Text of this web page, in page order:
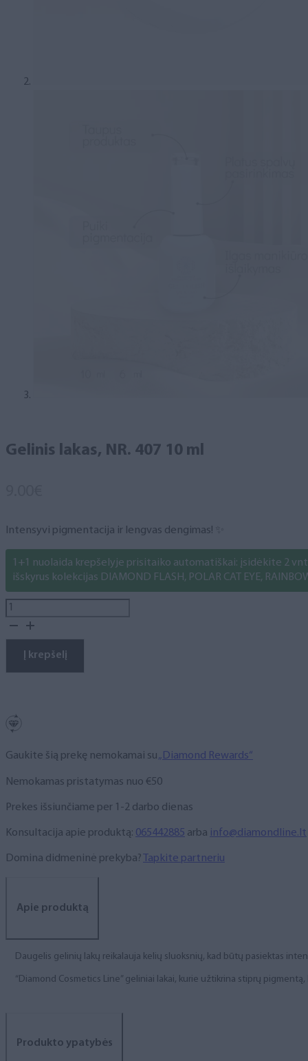
Gelinis lakas, NR. 407 10 ml
Intensyvi pigmentacija ir lengvas dengimas! ✨
1+1 nuolaida krepšelyje prisitaiko automatiškai: įsidėkite 2
išskyrus kolekcijas DIAMOND FLASH, POLAR CAT EYE,
produkto
kiekis:
lakas,
Į krepšelį
Gaukite šią prekę nemokamai su„Diamond Rewards“
Nemokamas pristatymas nuo €50
Prekes išsiunčiame per 1-2 darbo dienas
Konsultacija apie produktą: 065442885 arba info@diamondline.lt
Domina didmeninė prekyba? Tapkite partneriu
Apie produktą
Daugelis gelinių lakų reikalauja kelių sluoksnių, kad būtų pasiektas
“Diamond Cosmetics Line” geliniai lakai, kurie užtikrina stiprų
Produkto ypatybės